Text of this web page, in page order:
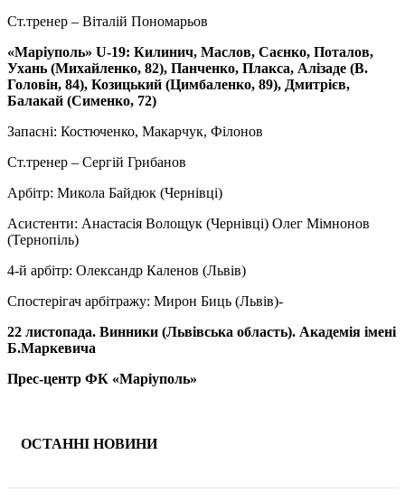
Ст.тренер – Віталій Пономарьов
«Маріуполь» U-19: Килинич, Маслов, Саєнко, Поталов,
Ухань (Михайленко, 82), Панченко, Плакса, Алізаде (В.
Головін, 84), Козицький (Цимбаленко, 89), Дмитрієв,
Балакай (Сименко, 72)
Запасні: Костюченко, Макарчук, Філонов
Ст.тренер – Сергій Грибанов
Арбітр: Микола Байдюк (Чернівці)
Асистенти: Анастасія Волощук (Чернівці) Олег Мімнонов
(Тернопіль)
4-й арбітр: Олександр Каленов (Львів)
Спостерігач арбітражу: Мирон Биць (Львів)-
22 листопада. Винники (Львівська область). Академія імені
Б.Маркевича
Прес-центр ФК «Маріуполь»
ОСТАННІ НОВИНИ